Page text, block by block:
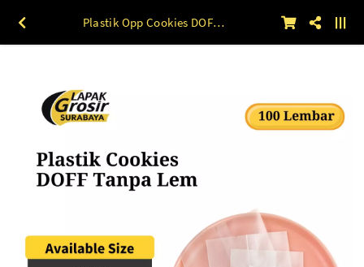
Plastik Opp Cookies DOFF Tanpa Lem (4 X 9,5 s/d 9 X 11,5) 100lbr 9 X 11,5